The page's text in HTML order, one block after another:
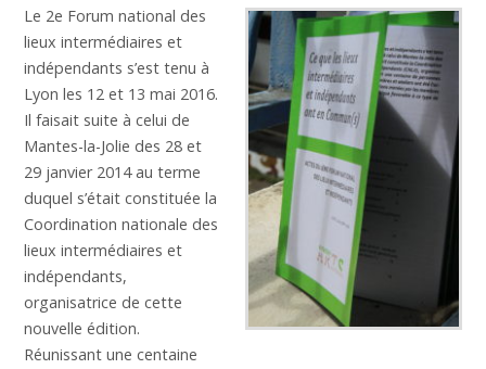
Le 2e Forum national des
lieux intermédiaires et
indépendants s’est tenu à
Lyon les 12 et 13 mai 2016.
Il faisait suite à celui de
Mantes-la-Jolie des 28 et
29 janvier 2014 au terme
duquel s’était constituée la
Coordination nationale des
lieux intermédiaires et
indépendants,
organisatrice de cette
nouvelle édition.
Réunissant une centaine